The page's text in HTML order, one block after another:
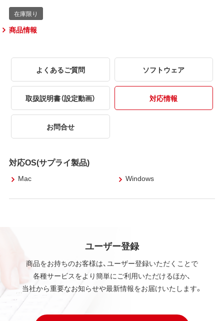
商品情報
よくあるご質問 ソフトウェア
取扱説明書（設定動画） 対応情報
お問合せ
対応OS(サプライ製品)
Mac Windows
ユーザー登録
商品をお持ちのお客様は、ユーザー登録いただくことで
各種サービスをより簡単にご利用いただけるほか、
当社から重要なお知らせや最新情報をお届けいたします。